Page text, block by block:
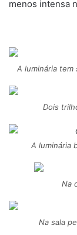
menos intensa
A luminária tem
Dois
A luminária
Na
Na sala